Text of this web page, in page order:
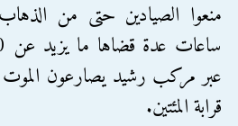
منعوا الصيادين حتى من الذهاب
عبر مركب رشيد يصارعون الموت
قرابة المئتين.